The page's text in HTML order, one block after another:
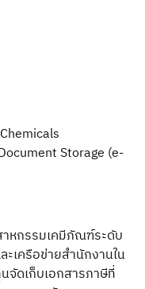
Storage (e-
หกรรมเคมีภัณฑ์ระดับ
เครือข่ายสำนักงานใน
ดเก็บเอกสารภาษีที่